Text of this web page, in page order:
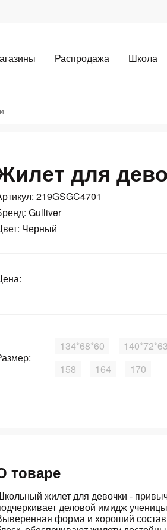
Распродажа Школа
для
219GSGC4701
Gulliver
Черный
134*68*60 140*72*63
158
164 170
товаре
жилет для девочки -
деловой имидж
форма и хороший
способом